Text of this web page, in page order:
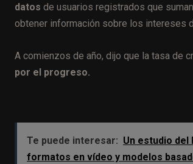
datos de usuarios registrados que
obtener información sobre los intereses
A comienzos de año, dijo que la tasa de
por el progreso.
Te puede interesar: Un estudio
formatos en vídeo y modelos